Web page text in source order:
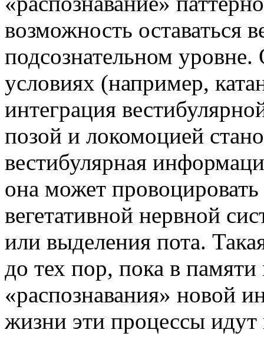
возможность оставаться
подсознательном
условиях (например,
интеграция
позой и локомоцией
вестибулярная
она может
вегетативной нервной
или выделения пота.
до тех пор, пока в
«распознавания» новой
жизни эти процессы идут